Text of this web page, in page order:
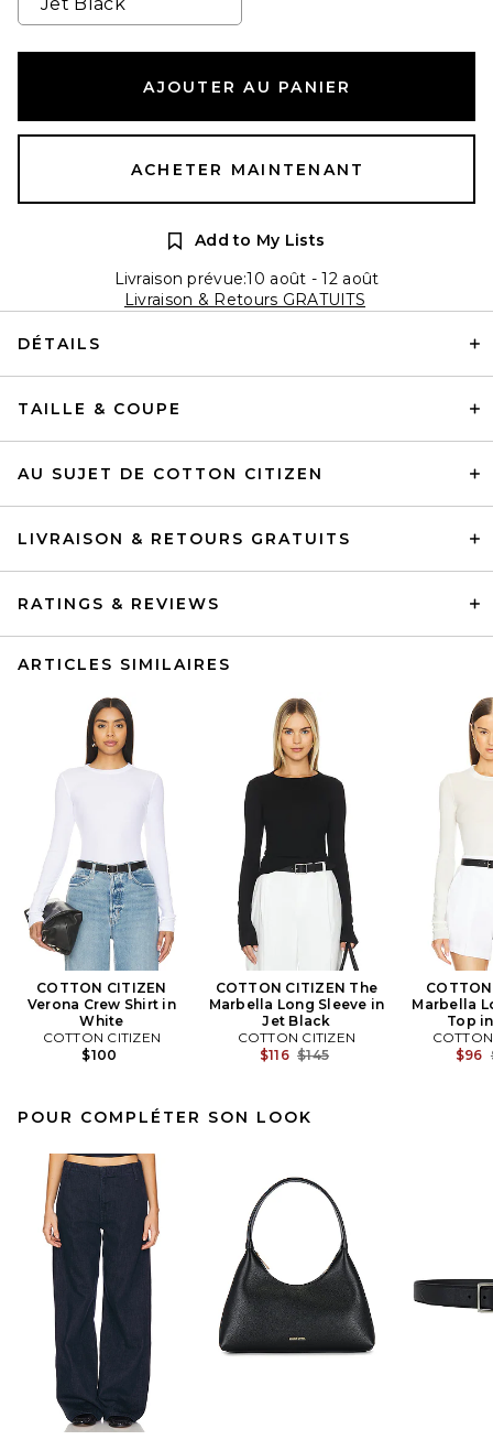
AJOUTER AU PANIER
ACHETER MAINTENANT
Add to My Lists
Livraison prévue:10 août - 12 août
Livraison & Retours GRATUITS
DÉTAILS
TAILLE & COUPE
AU SUJET DE COTTON CITIZEN
LIVRAISON & RETOURS GRATUITS
RATINGS & REVIEWS
ARTICLES SIMILAIRES
COTTON CITIZEN
Verona Crew Shirt in
White
COTTON CITIZEN
$100
COTTON CITIZEN The
Marbella Long Sleeve in
Jet Black
COTTON CITIZEN
$116 Previous price:
$145
Marbella
Top
$96
POUR COMPLÉTER SON LOOK